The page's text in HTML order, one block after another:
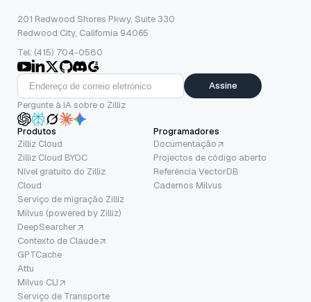
201 Redwood Shores Pkwy, Suite 330
Redwood City, California 94065
Tel: (415) 704-0580
Assine
Pergunte à IA sobre o Zilliz
Produtos
Zilliz Cloud
Zilliz Cloud BYOC
Nível gratuito do Zilliz
Cloud
Serviço de migração Zilliz
Milvus (powered by Zilliz)
DeepSearcher
Contexto de Claude
GPTCache
Attu
Milvus CLI
Serviço de Transporte
Programadores
Documentação
Projectos de código aberto
Referência VectorDB
Cadernos Milvus